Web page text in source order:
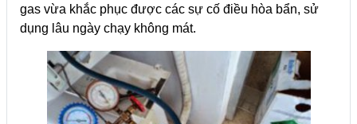
gas vừa khắc phục được các sự cố điều hòa bẩn, sử
dụng lâu ngày chạy không mát.